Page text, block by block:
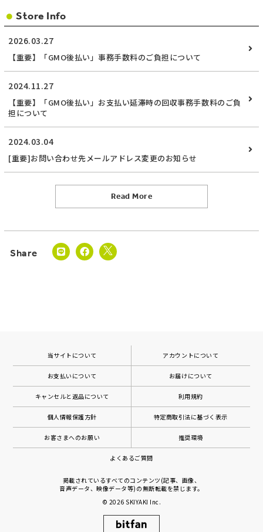
Store Info
2026.03.27
【重要】「GMO後払い」事務手数料のご負担について
2024.11.27
【重要】「GMO後払い」お支払い延滞時の回収事務手数料のご負
担について
2024.03.04
[重要]お問い合わせ先メールアドレス変更のお知らせ
Read More
当サイトについて アカウントについて
お支払いについて お届けについて
キャンセルと返品について 利用規約
個人情報保護方針 特定商取引法に基づく表示
お客さまへのお願い 推奨環境
よくあるご質問
掲載されているすべてのコンテンツ(記事、画像、
音声データ、映像データ等)の無断転載を禁じます。
© 2026 SKIYAKI Inc.